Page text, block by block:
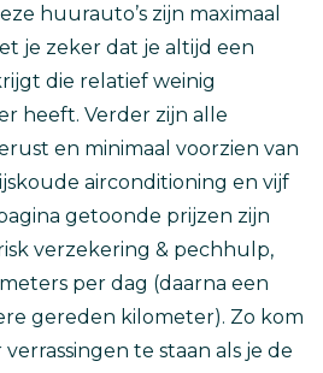
huurauto’s zijn maximaal
je zeker dat je altijd een
die relatief weinig
heeft. Verder zijn alle
en minimaal voorzien van
airconditioning en vijf
getoonde prijzen zijn
verzekering & pechhulp,
per dag (daarna een
gereden kilometer). Zo kom
te staan als je de